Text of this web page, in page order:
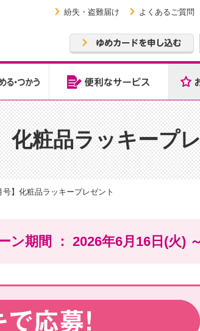
紛失・盗難届け よくあるご質問
化粧品ラッキープ
号】化粧品ラッキープレゼント
ン期間 ： 2026年6月16日(火)